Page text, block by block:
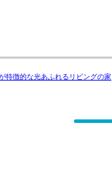
特徴的な光あふれるリビングの家